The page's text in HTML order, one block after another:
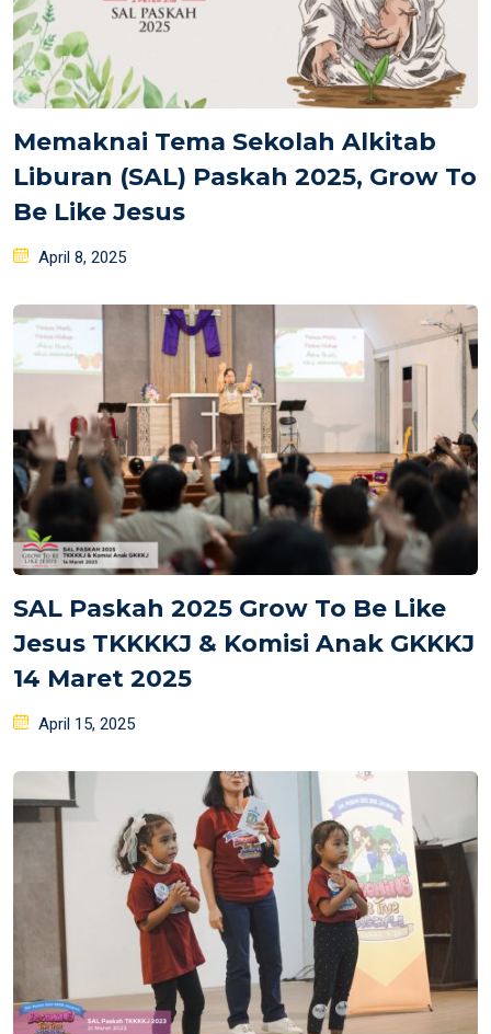
Memaknai Tema Sekolah Alkitab
Liburan (SAL) Paskah 2025, Grow To
Be Like Jesus
Posted
April 8, 2025
SAL Paskah 2025 Grow To Be Like
Jesus TKKKKJ & Komisi Anak GKKKJ
14 Maret 2025
Posted
April 15, 2025